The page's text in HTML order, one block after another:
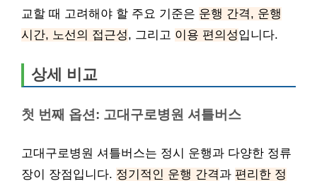
교할 때 고려해야 할 주요 기준은 운행 간격, 운행
시간, 노선의 접근성, 그리고 이용 편의성입니다.
상세 비교
첫 번째 옵션: 고대구로병원 셔틀버스
고대구로병원 셔틀버스는 정시 운행과 다양한 정류
장이 장점입니다. 정기적인 운행 간격과 편리한 정